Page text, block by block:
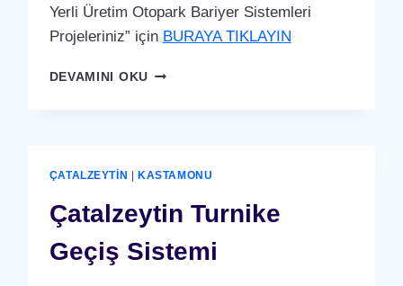
Yerli Üretim Otopark Bariyer Sistemleri
Projeleriniz” için BURAYA TIKLAYIN
DEVAMINI OKUÇATALZEYTIN
ÇATALZEYTIN KASTAMONU
Çatalzeytin Turnike
Geçiş Sistemi